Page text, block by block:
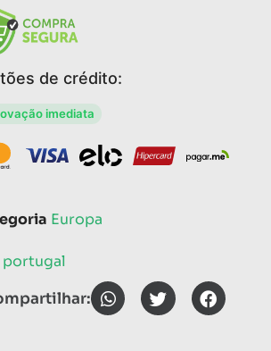
de crédito:
imediata
Europa
portugal